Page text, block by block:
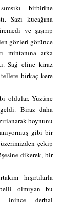
birbirine
Sazı kucağına
ve şaşırıp
gözleri görünce
mintanına arka
Sağ eline kiraz
birkaç kere
oldular. Yüzüne
Biraz daha
boynunu
gibi bir
çekip
dikerek, bir
hışırtılarla
olmıyan bu
inince derhal